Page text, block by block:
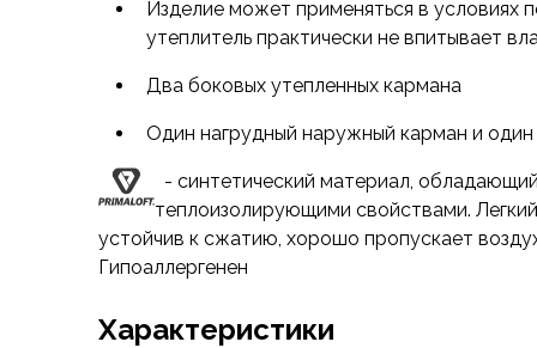
Термобелье
Термофутболки
Термолеггинсы
Толстовки, худи
Футболки
Нижнее белье
Мужская обувь
Ботинки
Неутепленные
Изделие может применяться в условиях
утеплитель практически не впитывает
Два боковых утепленных кармана
Один нагрудный наружный карман и один
- синтетический материал,
теплоизолирующими свойствами.
устойчив к сжатию, хорошо пропускает
Гипоаллергенен
Характеристики